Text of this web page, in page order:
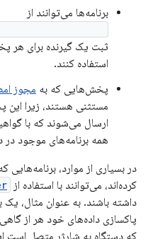
برنامه‌ها می‌توانند از
ثبت یک گیرنده برای هر
استفاده کنند.
پخش‌هایی که به مجوز
مستثنی هستند، زیرا این
ارسال می‌شوند که با
همه برنامه‌های موجود در
در بسیاری از موارد،
کرده‌اند، می‌توانند با استفاده از
داشته باشند. به عنوان مثال،
پاکسازی داده‌های خود هر از
که دستگاه به شارژر متصل است